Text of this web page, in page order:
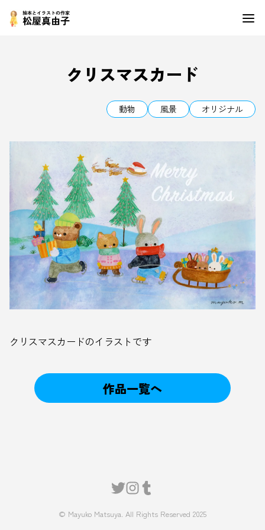
クリスマスカード
動物 風景 オリジナル
クリスマスカードのイラストです
作品一覧へ
© Mayuko Matsuya. All Rights Reserved 2025